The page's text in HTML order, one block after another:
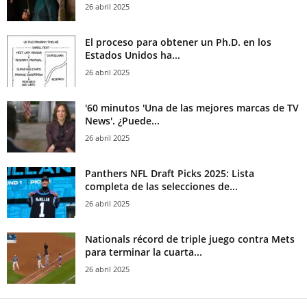
26 abril 2025
El proceso para obtener un Ph.D. en los
Estados Unidos ha...
26 abril 2025
'60 minutos 'Una de las mejores marcas de TV
News'. ¿Puede...
26 abril 2025
Panthers NFL Draft Picks 2025: Lista
completa de las selecciones de...
26 abril 2025
Nationals récord de triple juego contra Mets
para terminar la cuarta...
26 abril 2025